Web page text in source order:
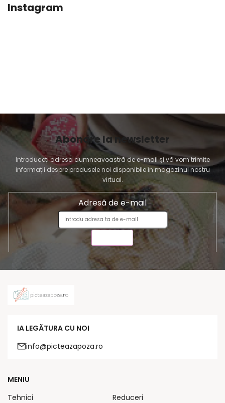
Instagram
Abonare la newsletter
Introduceţi adresa dumneavoastră de e-mail şi vă vom trimite
informaţii despre produsele noi disponibile în magazinul nostru
virtual.
Adresă de e-mail
IA LEGĂTURA CU NOI
info@picteazapoza.ro
MENIU
Tehnici
Reduceri